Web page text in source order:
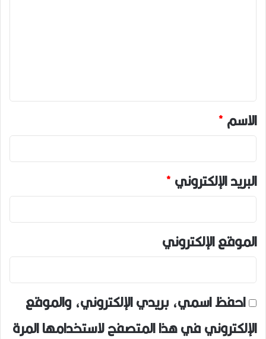
ق
*
الاسم*
البريد الإلكتروني*
الموقع الإلكتروني
احفظ اسمي، بريدي الإلكتروني، والموقع
الإلكتروني في هذا المتصفح لاستخدامها المرة